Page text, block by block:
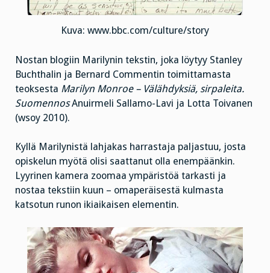
Kuva: www.bbc.com/culture/story
Nostan blogiin Marilynin tekstin, joka löytyy Stanley
Buchthalin ja Bernard Commentin toimittamasta
teoksesta Marilyn Monroe – Välähdyksiä, sirpaleita.
SuomennosAnuirmeli Sallamo-Lavi ja Lotta Toivanen
(wsoy 2010).
Kyllä Marilynistä lahjakas harrastaja paljastuu, josta
opiskelun myötä olisi saattanut olla enempäänkin.
Lyyrinen kamera zoomaa ympäristöä tarkasti ja
nostaa tekstiin kuun – omaperäisestä kulmasta
katsotun runon ikiaikaisen elementin.